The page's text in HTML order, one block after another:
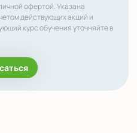
офертой. Указана
действующих акций и
курс обучения уточняйте в